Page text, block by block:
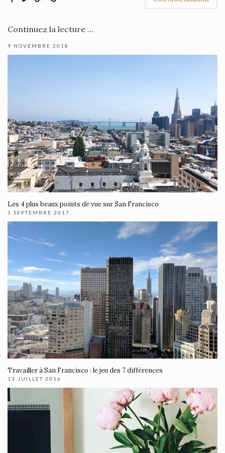
Continuez la lecture ...
9 NOVEMBRE 2018
Les 4 plus beaux points de vue sur San Francisco
1 SEPTEMBRE 2017
Travailler à San Francisco : le jeu des 7 différences
13 JUILLET 2016